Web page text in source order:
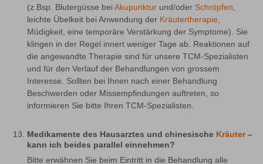
(z.Bsp. Blutergüsse bei Akupunktur und/oder Schröpfen
leichte Übelkeit bei Anwendung der Kräutertherapie
Müdigkeit, eine temporäre Verstärkung der Symptome). Sie
klingen in der Regel innert weniger Tage ab. Reaktionen auf
die angewandte Therapie sind für unsere TCM-Spezialisten
und für den Verlauf der Behandlungen von grossem
Interesse. Sollten bei Ihnen nach einer Behandlung
Beschwerden oder Missempfindungen auftreten, so
informieren Sie bitte Ihren TCM-Spezialisten.
Medikamente des Hausarztes und chinesische Kräuter–
kann ich beides parallel einnehmen?
Bitte erwähnen Sie beim Eintritt in die Behandlung alle